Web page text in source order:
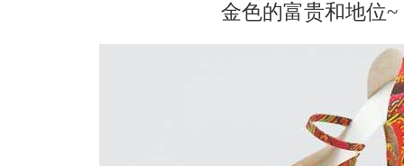
金色的富贵和地位~